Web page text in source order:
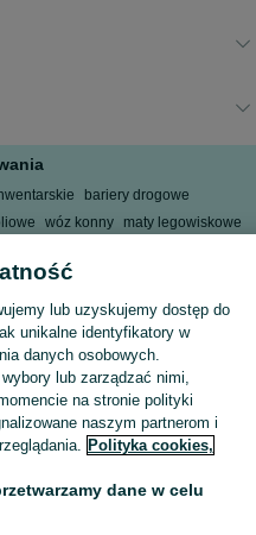
bariery drogowe
wóz konny
maty legowiskowe
Sprzedaż pozostałych artykułów rolniczych w Polsce ▶️ sprzęt, materiały i inne ✅ Nowe i używane w atrakcyjnych cenach ✌ Znajdź oferty na OLX.pl!
lub uzyskujemy dostęp do
unikalne identyfikatory w
danych osobowych.
lub zarządzać nimi,
na stronie polityki
naszym partnerom i
Polityka cookies,
dane w celu